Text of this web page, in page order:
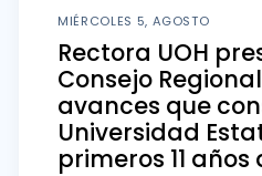
MIÉRCOLES 5, AGOSTO
Rectora UOH
Consejo
avances que
Universidad
primeros 11 años